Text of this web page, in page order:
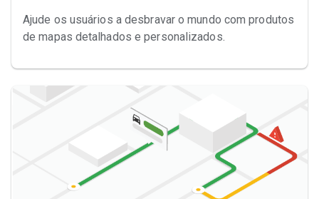
Ajude os usuários a desbravar o mundo com produtos
de mapas detalhados e personalizados.